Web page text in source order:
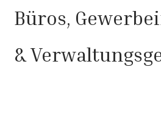
Büros,
&